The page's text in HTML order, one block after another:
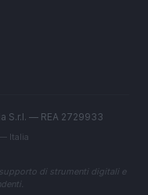
S.r.l. — REA 2729933
Italia
di strumenti digitali e